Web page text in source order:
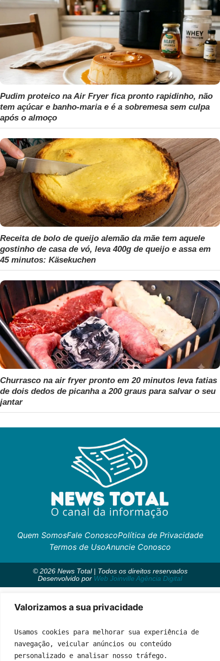
Valorizamos a sua privacidade
Usamos cookies para melhorar sua experiência de
navegação, veicular anúncios ou conteúdo
personalizado e analisar nosso tráfego.
Pudim proteico na Air Fryer fica pronto rapidinho, não
tem açúcar e banho-maria e é a sobremesa sem culpa
após o almoço
Receita de bolo de queijo alemão da mãe tem aquele
gostinho de casa de vó, leva 400g de queijo e assa em
45 minutos: Käsekuchen
Churrasco na air fryer pronto em 20 minutos leva fatias
de dois dedos de picanha a 200 graus para salvar o seu
jantar
Quem SomosFale ConoscoPolítica de Privacidade
Termos de UsoAnuncie Conosco
© 2026 News Total | Todos os direitos reservados
Desenvolvido por Web Joinville Agência Digital